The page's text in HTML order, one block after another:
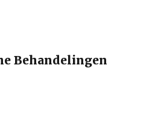
Behandelingen